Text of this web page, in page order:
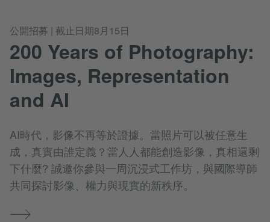
公開招募 | 截止日期8月15日
200 Years of Photography:
Images, Representation
and AI
AI時代，影像不再等於證據。當照片可以被任意生
成，真實由誰定義？當人人都能創造影像，真相還剩
下什麼? 誠邀你參與一周沉浸式工作坊，與國際導師
共同探討影像、權力與現實的新秩序。